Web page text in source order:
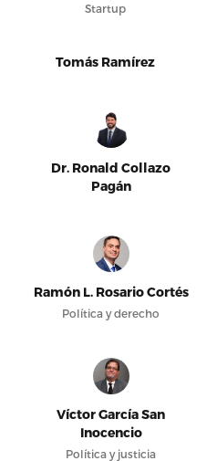
Startup
Tomás Ramírez
Dr. Ronald Collazo
Pagán
Ramón L. Rosario Cortés
Política y derecho
Víctor García San
Inocencio
Política y justicia